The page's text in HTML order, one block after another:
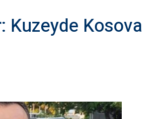
Kuzeyde Kosova